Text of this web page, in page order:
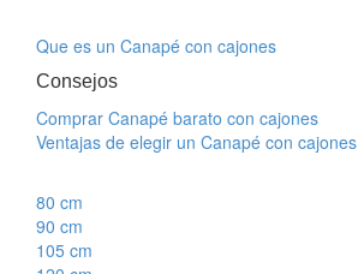
Que es un Canapé con cajones
Consejos
Comprar Canapé barato con cajones
Ventajas de elegir un Canapé con cajones
80 cm
90 cm
105 cm